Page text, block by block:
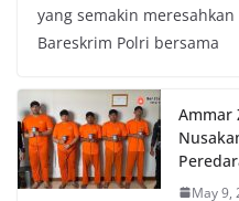
yang semakin
Bareskrim Polri bersama
Ammar
May 9,